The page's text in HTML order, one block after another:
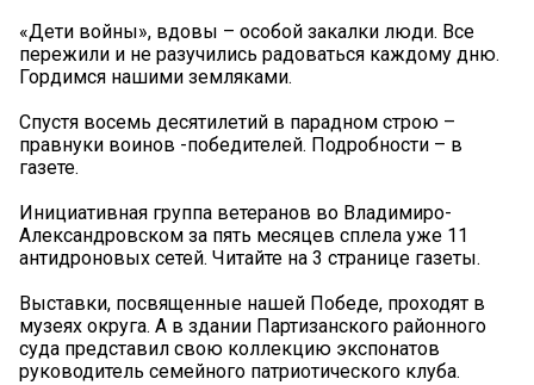
«Дети войны», вдовы – особой закалки люди. Все
пережили и не разучились радоваться каждому дню.
Гордимся нашими земляками.
Спустя восемь десятилетий в парадном строю –
правнуки воинов -победителей. Подробности – в
газете.
Инициативная группа ветеранов во Владимиро-
Александровском за пять месяцев сплела уже 11
антидроновых сетей. Читайте на 3 странице газеты.
Выставки, посвященные нашей Победе, проходят в
музеях округа. А в здании Партизанского районного
суда представил свою коллекцию экспонатов
руководитель семейного патриотического клуба.